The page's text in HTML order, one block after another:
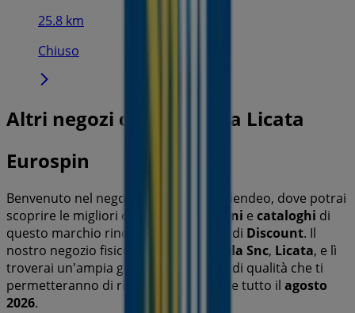
25.8 km
Chiuso
Altri negozi di Discount a Licata
Eurospin
Benvenuto nel negozio
su Tiendeo, dove potrai
scoprire le migliori offerte promozioni e cataloghi di
questo marchio rinomato nel settore di Discount. Il
nostro negozio fisico si trova a
Via Gela Snc, Licata, e lì
troverai un'ampia gamma di prodotti di qualità che ti
permetteranno di risparmiare durante tutto il agosto
2026.